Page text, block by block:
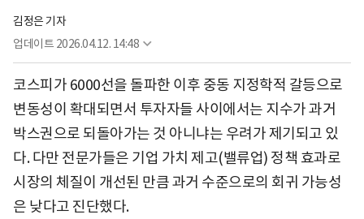
김정은 기자
업데이트 2026.04.12. 14:48
코스피가 6000선을 돌파한 이후 중동 지정학적 갈등으로
변동성이 확대되면서 투자자들 사이에서는 지수가 과거
박스권으로 되돌아가는 것 아니냐는 우려가 제기되고 있
다. 다만 전문가들은 기업 가치 제고(밸류업) 정책 효과로
시장의 체질이 개선된 만큼 과거 수준으로의 회귀 가능성
은 낮다고 진단했다.